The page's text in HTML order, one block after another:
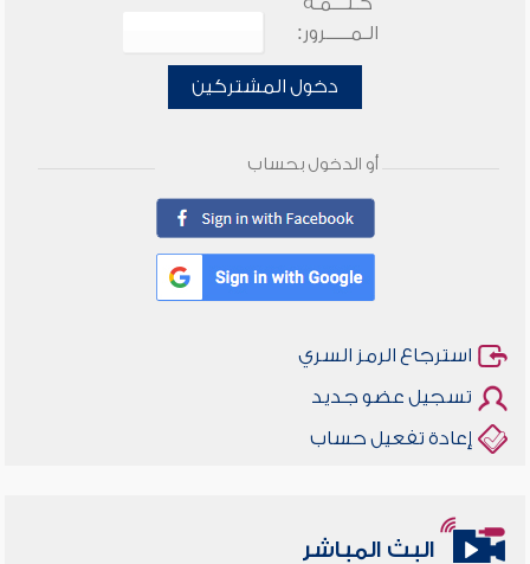
الـمـــــرور:
دخول المشتركين
أو الدخول بحساب
استرجاع الرمز السري
تسجيل عضو جديد
إعادة تفعيل حساب
البث المباشر